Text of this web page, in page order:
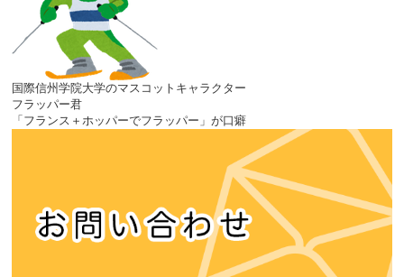
国際信州学院大学のマスコットキャラクター
フラッパー君
「フランス＋ホッパーでフラッパー」が口癖